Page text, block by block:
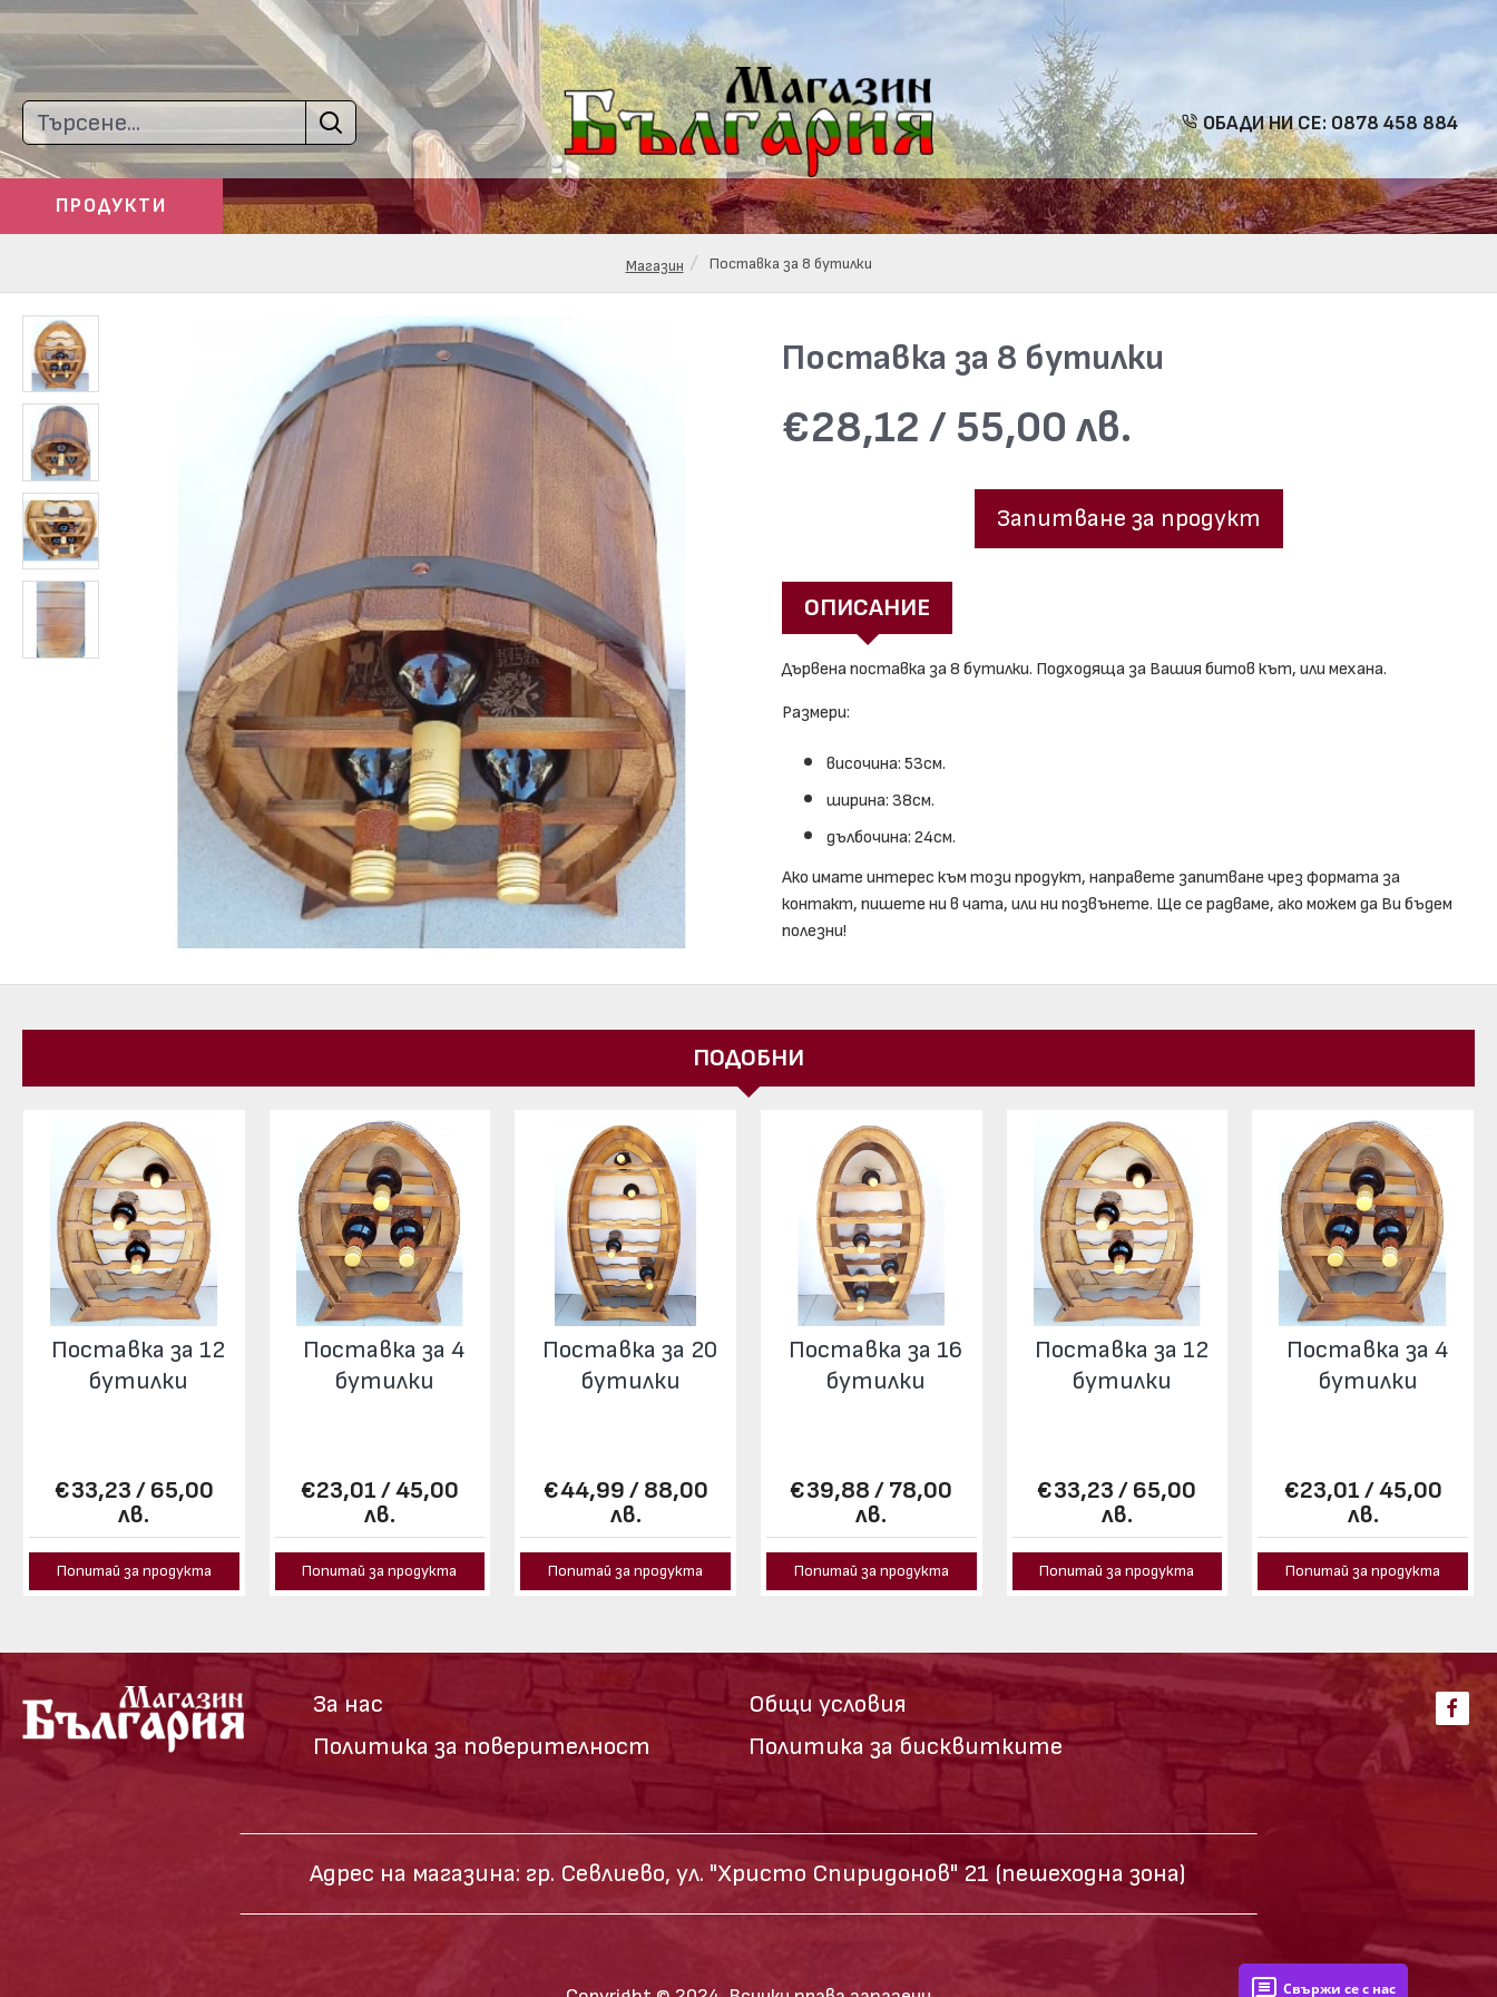
ОБАДИ НИ СЕ: 0878 458 884
ПРОДУКТИ
Магазин Поставка за 8 бутилки
Поставка за 8 бутилки
€28,12 / 55,00 лв.
Запитване за продукт
ОПИСАНИЕ
Дървена поставка за 8 бутилки. Подходяща за Вашия битов кът, или механа.
Размери:
височина: 53см.
ширина: 38см.
дълбочина: 24см.
Ако имате интерес към този продукт, направете запитване чрез формата за
контакт, пишете ни в чата, или ни позвънете. Ще се радваме, ако можем да Ви бъдем
полезни!
ПОДОБНИ
Поставка за 12
бутилки
€33,23 / 65,00
лв.
Попитай за продукта
Поставка за 4
бутилки
€23,01 / 45,00
лв.
Попитай за продукта
Поставка за 20
бутилки
€44,99 / 88,00
лв.
Попитай за продукта
Поставка за 16
бутилки
€39,88 / 78,00
лв.
Попитай за продукта
Поставка за 12
бутилки
€33,23 / 65,00
лв.
Попитай за продукта
Поставка за 4
бутилки
€23,01 / 45,00
лв.
Попитай за продукта
За нас
Политика за поверителност
Общи условия
Политика за бисквитките
Адрес на магазина: гр. Севлиево, ул. "Христо Спиридонов" 21 (пешеходна зона)
Свържи се с нас